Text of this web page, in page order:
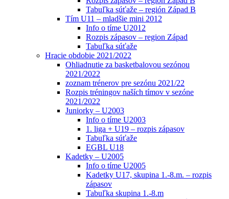
Tabuľka súťaže – región Západ B
Tím U11 – mladšie mini 2012
Info o tíme U2012
Rozpis zápasov – region Západ
Tabuľka súťaže
Hracie obdobie 2021/2022
Ohliadnutie za basketbalovou sezónou
2021/2022
zoznam trénerov pre sezónu 2021/22
Rozpis tréningov naších tímov v sezóne
2021/2022
Juniorky – U2003
Info o tíme U2003
1. liga + U19 – rozpis zápasov
Tabuľka súťaže
EGBL U18
Kadetky – U2005
Info o tíme U2005
Kadetky U17, skupina 1.-8.m. – rozpis
zápasov
Tabuľka skupina 1.-8.m